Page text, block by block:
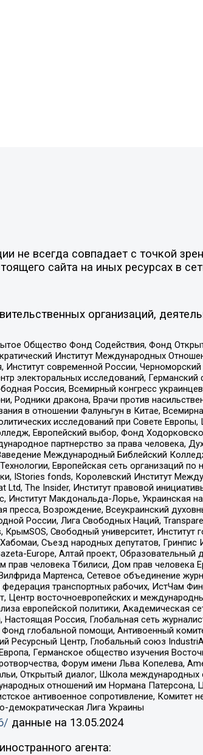
всегда совпадает с точкой
сайта на иных ресурсах в
организаций,
Общество Фонд Содействия, Фонд
Институт Международных
современной России,
электоральных исследований,
Россия, Всемирный конгресс
дракона, Врачи против
в отношении Фалуньгун в Китае,
исследований при Совете
Европейский выбор, Фонд
партнерство за права человека,
Международный Библейский
Европейская сеть организаций
IStories fonds, Королевский Институт
The Insider, Институт правовой
Институт Макдональда-Лорье,
Возрождение, Всеукраинский
России, Лига Свободных Наций,
Свободный университет, Институт
Съезд народных депутатов,
Europe, Алтай проект,
человека Тбилиси, Дом прав человека
Мартенса, Сетевое объединение
транспортных рабочих, ИстЧам
Центр восточноевропейских и
европейской политики, Академическая
Россия, Глобальная сеть
глобальной помощи, Антивоенный
Ресурсный Центр, Глобальный союз
Германское общество изучения
Форум имени Льва Копелева,
Открытый диалог, Школа международных
отношений им Нормана
антивоенное сопротивление, Комитет
демократическая Лига Украины
данные на 13.05.2024
агента: